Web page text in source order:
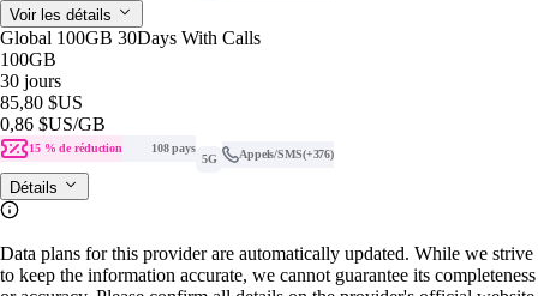
Voir les détails
Global 100GB 30Days With Calls
100GB
30 jours
85,80 $US
0,86 $US/GB
15 % de réduction
108 pays
5G
Appels/SMS(+376)
Détails
Data plans for this provider are automatically updated. While we strive
to keep the information accurate, we cannot guarantee its completeness